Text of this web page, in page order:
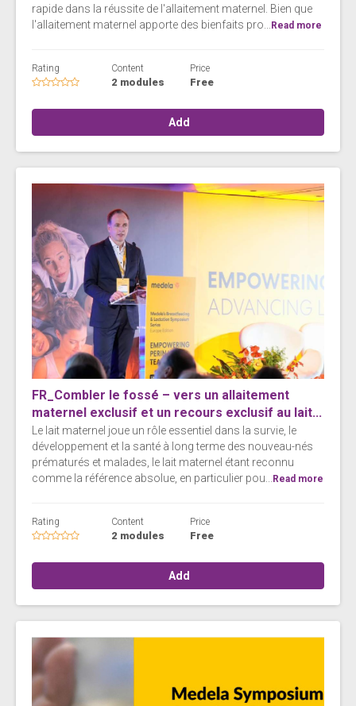
rapide dans la réussite de l'allaitement maternel. Bien que
l'allaitement maternel apporte des bienfaits pro... Read more
Rating Content
2 modules
Price
Free
Add
FR_Combler le fossé – vers un allaitement
maternel exclusif et un recours exclusif au lait...
Le lait maternel joue un rôle essentiel dans la survie, le
développement et la santé à long terme des nouveau-nés
prématurés et malades, le lait maternel étant reconnu
comme la référence absolue, en particulier pou...
Read more
Rating Content
2 modules
Price
Free
Add